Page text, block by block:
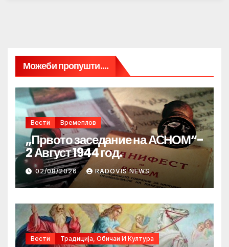
Можеби пропушти....
Вести Времеплов
„Првото заседание на АСНОМ“-
2 Август 1944 год.
02/08/2026 RADOVIS NEWS
Вести Традиција, Обичаи И Култура